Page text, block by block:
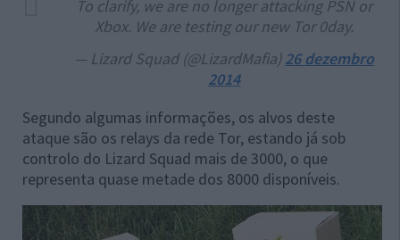
To clarify, we are no longer attacking PSN or
Xbox. We are testing our new Tor 0day.
— Lizard Squad (@LizardMafia) 26 dezembro
2014
Segundo algumas informações, os alvos deste
ataque são os relays da rede Tor, estando já sob
controlo do Lizard Squad mais de 3000, o que
representa quase metade dos 8000 disponíveis.